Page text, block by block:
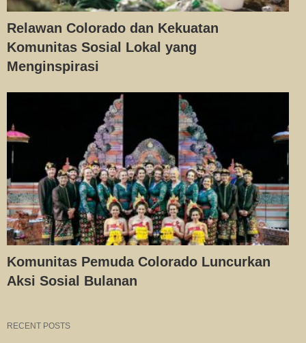
Relawan Colorado dan Kekuatan
Komunitas Sosial Lokal yang
Menginspirasi
Komunitas Pemuda Colorado Luncurkan
Aksi Sosial Bulanan
RECENT POSTS